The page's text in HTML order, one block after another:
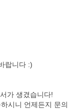
랍니다 :)
가 생겼습니다!
시니 언제든지 문의